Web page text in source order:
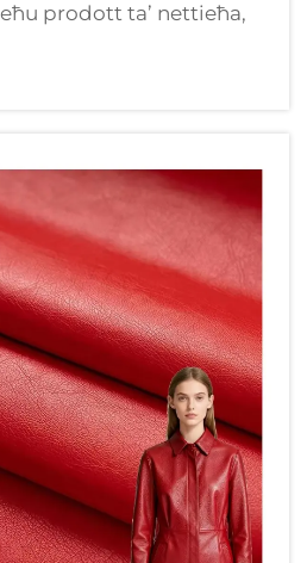
prodott ta’ nettieħa,
ta’ kulur inti qed
grani sħiħ jżomm il-wiċċ
li se jwassal għall-